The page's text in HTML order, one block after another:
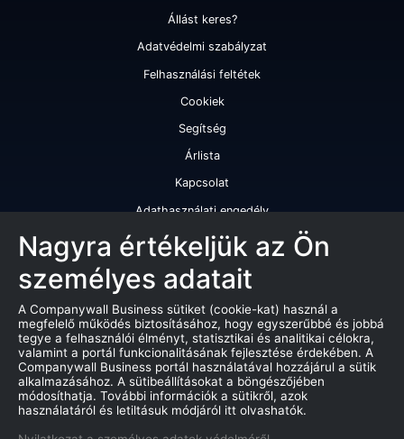
Állást keres?
Adatvédelmi szabályzat
Felhasználási feltétek
Cookiek
Segítség
Árlista
Kapcsolat
Adathasználati engedély
Szolgáltatásaink
Cégminősítés
Cégminősítési riport
Kiváló cégminősítési tanúsítvány
Termékek
Companywall Business - Adattovábbítási szerződés
Nagyra értékeljük az Ön
személyes adatait
A Companywall Business sütiket (cookie-kat) használ a
megfelelő működés biztosításához, hogy egyszerűbbé és jobbá
tegye a felhasználói élményt, statisztikai és analitikai célokra,
valamint a portál funkcionalitásának fejlesztése érdekében. A
Companywall Business portál használatával hozzájárul a sütik
alkalmazásához. A sütibeállításokat a böngészőjében
módosíthatja. További információk a sütikről, azok
használatáról és letiltásuk módjáról itt olvashatók.